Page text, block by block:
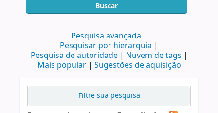
Buscar
Pesquisa avançada
Pesquisar por hierarquia
Pesquisa de autoridade
Nuvem de tags
Mais popular
Sugestões de aquisição
Filtre sua pesquisa